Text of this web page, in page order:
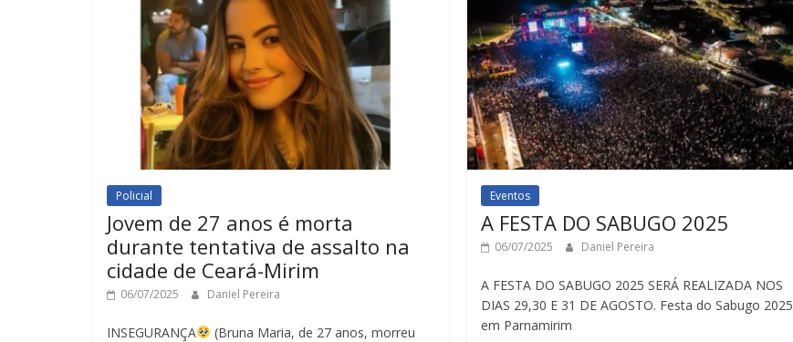
Policial
Jovem de 27 anos é morta
durante tentativa de assalto na
cidade de Ceará-Mirim
06/07/2025 Daniel Pereira
INSEGURANÇA
(Bruna Maria, de 27 anos, morreu
Eventos
A FESTA DO SABUGO 2025
06/07/2025 Daniel Pereira
A FESTA DO SABUGO 2025 SERÁ REALIZADA NOS
DIAS 29,30 E 31 DE AGOSTO. Festa do Sabugo 2025
em Parnamirim